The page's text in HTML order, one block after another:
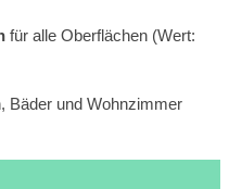
für alle Oberflächen (Wert:
Bäder und Wohnzimmer